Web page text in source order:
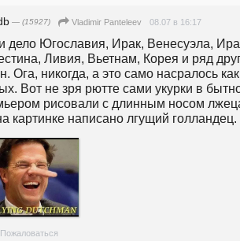
— (15927) Vladimir Panteleev 08.07 в 16:17
дело Югославия, Ирак, Венесуэла,
Ливия, Вьетнам, Корея и ряд
Ога, никогда, а это само насралось
Вот не зря рютте сами укурки в
рисовали с длинным носом
картинке написано лгущий голландец.
Пожаловаться